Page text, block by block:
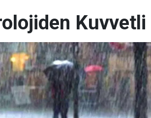
Kuvvetli